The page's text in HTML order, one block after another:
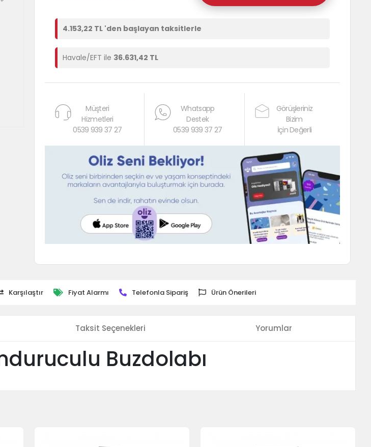
4.153,22 TL 'den başlayan taksitlerle
Havale/EFT ile 36.631,42 TL
Müşteri
Hizmetleri
0539 939 37 27
Whatsapp
Destek
0539 939 37 27
Görüşleriniz
Bizim
İçin Değerli
Karşılaştır Fiyat Alarmı Telefonla Sipariş Ürün Önerileri
Taksit Seçenekleri Yorumlar
Buzdolabı